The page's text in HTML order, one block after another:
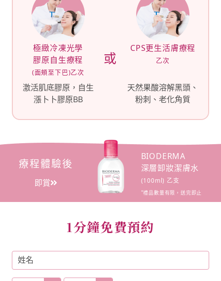
極緻冷凍光學
膠原自生療程
(面頰至下巴)乙次
激活肌底膠原，自生
漲卜卜膠原BB
或
CPS更生活膚療程
乙次
天然果酸溶解黑頭、
粉刺、老化角質
療程體驗後
即賞
BIODERMA
深層卸妝潔膚水
(100ml) 乙支
*禮品數量有限，送完即止
1分鐘免費預約
姓名